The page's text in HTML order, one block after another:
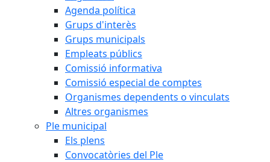
Agenda política
Grups d'interès
Grups municipals
Empleats públics
Comissió informativa
Comissió especial de comptes
Organismes dependents o vinculats
Altres organismes
Ple municipal
Els plens
Convocatòries del Ple